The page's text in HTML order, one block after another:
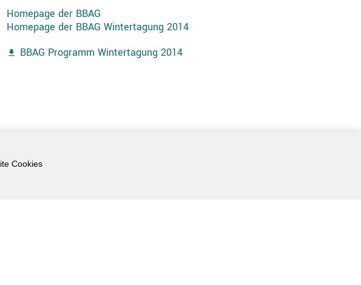
Homepage der BBAG
Homepage der BBAG Wintertagung 2014
BBAG Programm Wintertagung 2014
Cookies